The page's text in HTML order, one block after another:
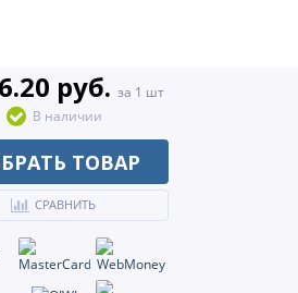
руб. за 1 шт
В наличии
ТОВАР
СРАВНИТЬ